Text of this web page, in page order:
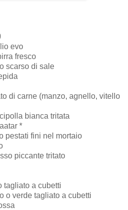
evo
fresco
scarso di sale
di carne (manzo, agnello, vitello
bianca tritata
*
pestati fini nel mortaio
piccante tritato
tagliato a cubetti
o verde tagliato a cubetti